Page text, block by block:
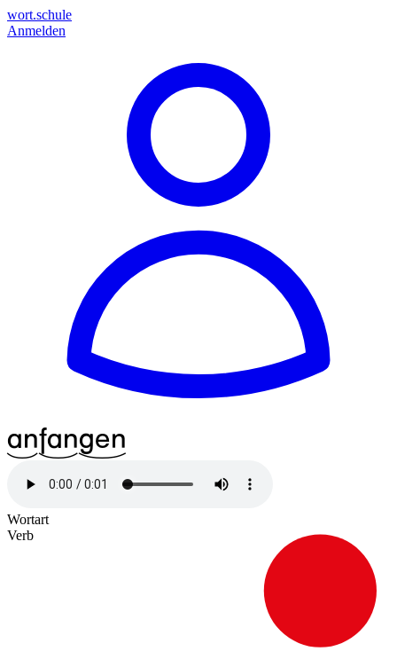
wort.schule
Anmelden
^13an^17fan^21gen
Wortart
Verb